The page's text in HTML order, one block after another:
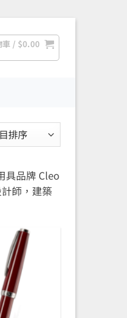
車 / $0.00
具品牌 Cleo
師，建築